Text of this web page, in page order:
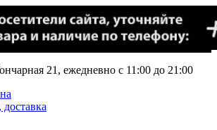
21, ежедневно с 11:00 до 21:00
доставка